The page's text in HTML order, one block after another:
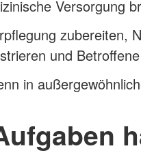
Versorgung
zubereiten,
und
in